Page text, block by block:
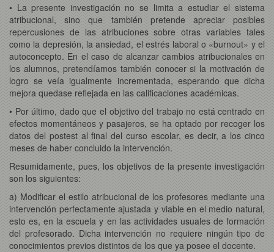
• La presente investigación no se limita a estudiar el sistema
atribucional, sino que también pretende apreciar posibles
repercusiones de las atribuciones sobre otras variables tales
como la depresión, la ansiedad, el estrés laboral o «burnout» y el
autoconcepto. En el caso de alcanzar cambios atribucionales en
los alumnos, pretendíamos también conocer si la motivación de
logro se veía igualmente incrementada, esperando que dicha
mejora quedase reflejada en las calificaciones académicas.
• Por último, dado que el objetivo del trabajo no está centrado en
efectos momentáneos y pasajeros, se ha optado por recoger los
datos del postest al final del curso escolar, es decir, a los cinco
meses de haber concluido la intervención.
Resumidamente, pues, los objetivos de la presente investigación
son los siguientes:
a) Modificar el estilo atribucional de los profesores mediante una
intervención perfectamente ajustada y viable en el medio natural,
esto es, en la escuela y en las actividades usuales de formación
del profesorado. Dicha intervención no requiere ningún tipo de
conocimientos previos distintos de los que ya posee el docente.